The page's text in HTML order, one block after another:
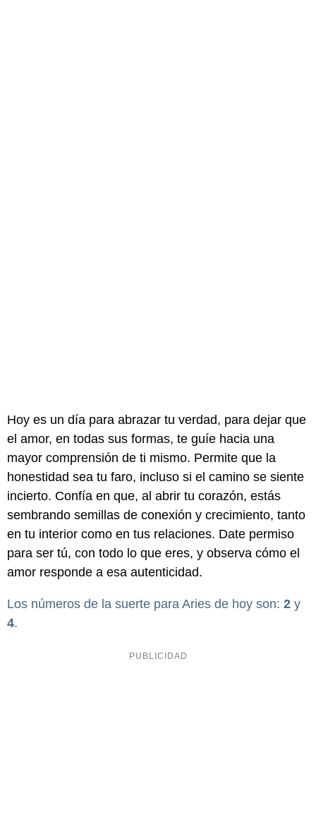
Hoy es un día para abrazar tu verdad, para dejar que
el amor, en todas sus formas, te guíe hacia una
mayor comprensión de ti mismo. Permite que la
honestidad sea tu faro, incluso si el camino se siente
incierto. Confía en que, al abrir tu corazón, estás
sembrando semillas de conexión y crecimiento, tanto
en tu interior como en tus relaciones. Date permiso
para ser tú, con todo lo que eres, y observa cómo el
amor responde a esa autenticidad.
Los números de la suerte para Aries de hoy son: 2 y
4.